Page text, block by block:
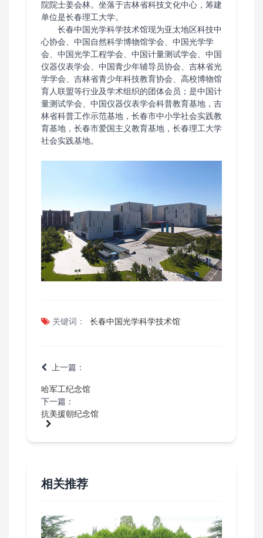
院院士姜会林。坐落于吉林省科技文化中心，筹建
单位是长春理工大学。
长春中国光学科学技术馆现为亚太地区科技中
心协会、中国自然科学博物馆学会、中国光学学
会、中国光学工程学会、中国计量测试学会、中国
仪器仪表学会、中国青少年辅导员协会、吉林省光
学学会、吉林省青少年科技教育协会、高校博物馆
育人联盟等行业及学术组织的团体会员；是中国计
量测试学会、中国仪器仪表学会科普教育基地，吉
林省科普工作示范基地，长春市中小学社会实践教
育基地，长春市爱国主义教育基地，长春理工大学
社会实践基地。
关键词： 长春中国光学科学技术馆
上一篇：
哈军工纪念馆
下一篇：
抗美援朝纪念馆
相关推荐